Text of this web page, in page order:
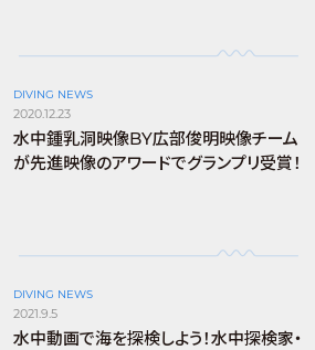
DIVING NEWS
2020.12.23
水中鍾乳洞映像BY広部俊明映像チーム
が先進映像のアワードでグランプリ受賞！
DIVING NEWS
2021.9.5
水中動画で海を探検しよう！水中探検家・